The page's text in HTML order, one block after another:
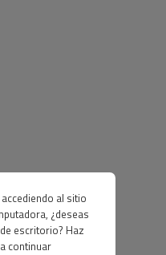
al sitio
¿deseas
escritorio? Haz
continuar